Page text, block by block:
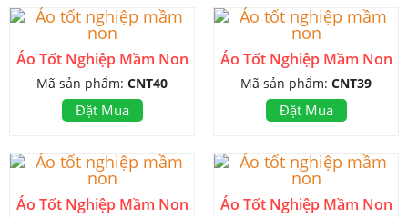
Áo Tốt Nghiệp Mầm Non
Mã sản phẩm: CNT40
Đặt Mua
Áo Tốt Nghiệp Mầm Non
Mã sản phẩm: CNT39
Đặt Mua
Áo Tốt Nghiệp Mầm Non Áo Tốt Nghiệp Mầm Non